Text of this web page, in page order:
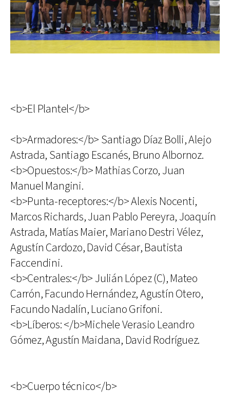
<b>El Plantel</b>
<b>Armadores:</b> Santiago Díaz Bolli, Alejo
Astrada, Santiago Escanés, Bruno Albornoz.
<b>Opuestos:</b> Mathias Corzo, Juan
Manuel Mangini.
<b>Punta-receptores:</b> Alexis Nocenti,
Marcos Richards, Juan Pablo Pereyra, Joaquín
Astrada, Matías Maier, Mariano Destri Vélez,
Agustín Cardozo, David César, Bautista
Faccendini.
<b>Centrales:</b> Julián López (C), Mateo
Carrón, Facundo Hernández, Agustín Otero,
Facundo Nadalín, Luciano Grifoni.
<b>Líberos: </b>Michele Verasio Leandro
Gómez, Agustín Maidana, David Rodríguez.
<b>Cuerpo técnico</b>